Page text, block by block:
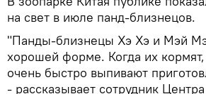
на свет в июле панд-близнецов.
"Панды-близнецы Хэ Хэ и Мэй
хорошей форме. Когда их
очень быстро выпивают
- рассказывает сотрудник